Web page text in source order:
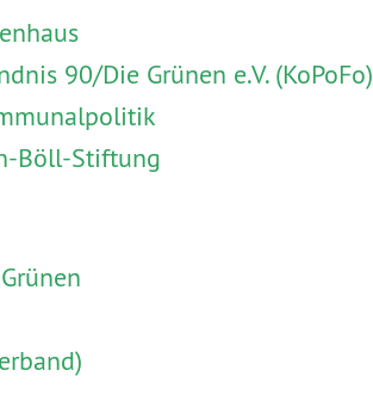
90/Die Grünen e.V. (KoPoFo)
Böll-Stiftung